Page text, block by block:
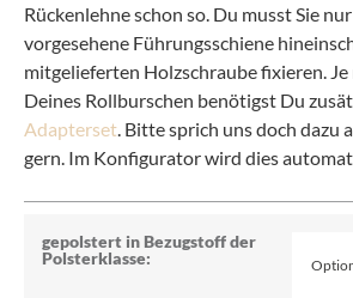
Rückenlehne schon so. Du musst Sie
vorgesehene Führungsschiene
mitgelieferten Holzschraube fixieren.
Deines Rollburschen benötigst Du
Adapterset . Bitte sprich uns doch dazu
gern. Im Konfigurator wird dies
gepolstert in Bezugstoff der
Polsterklasse: